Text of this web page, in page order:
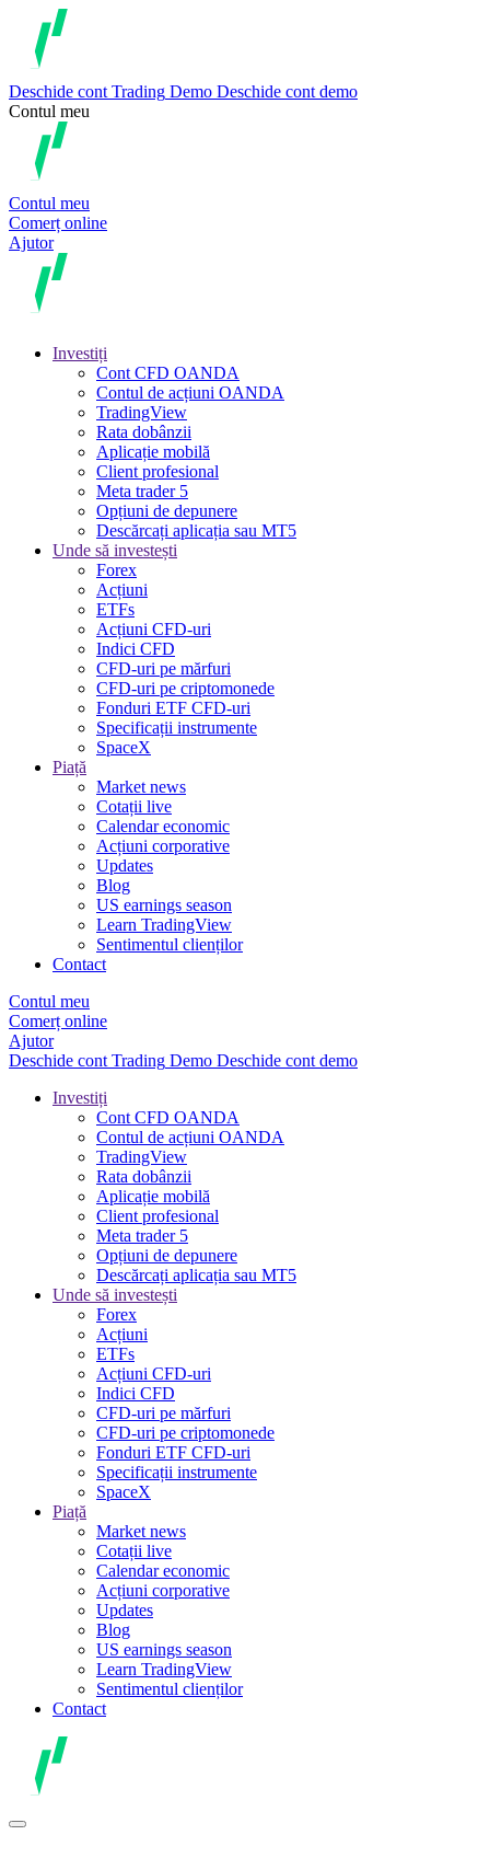
Deschide cont Trading Demo Deschide cont demo
Contul meu
Contul meu
Comerț online
Ajutor
Investiți
Cont CFD OANDA
Contul de acțiuni OANDA
TradingView
Rata dobânzii
Aplicație mobilă
Client profesional
Meta trader 5
Opțiuni de depunere
Descărcați aplicația sau MT5
Unde să investești
Forex
Acțiuni
ETFs
Acțiuni CFD-uri
Indici CFD
CFD-uri pe mărfuri
CFD-uri pe criptomonede
Fonduri ETF CFD-uri
Specificații instrumente
SpaceX
Piață
Market news
Cotații live
Calendar economic
Acțiuni corporative
Updates
Blog
US earnings season
Learn TradingView
Sentimentul clienților
Contact
Contul meu
Comerț online
Ajutor
Deschide cont Trading Demo Deschide cont demo
Investiți
Cont CFD OANDA
Contul de acțiuni OANDA
TradingView
Rata dobânzii
Aplicație mobilă
Client profesional
Meta trader 5
Opțiuni de depunere
Descărcați aplicația sau MT5
Unde să investești
Forex
Acțiuni
ETFs
Acțiuni CFD-uri
Indici CFD
CFD-uri pe mărfuri
CFD-uri pe criptomonede
Fonduri ETF CFD-uri
Specificații instrumente
SpaceX
Piață
Market news
Cotații live
Calendar economic
Acțiuni corporative
Updates
Blog
US earnings season
Learn TradingView
Sentimentul clienților
Contact